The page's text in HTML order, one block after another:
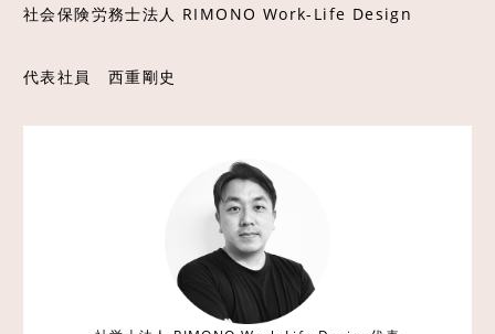
社会保険労務士法人 RIMONO Work-Life Design
代表社員 西重剛史